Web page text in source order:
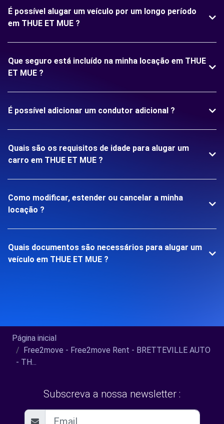
É possível alugar um veículo por um longo período
em THUE ET MUE ?
Que seguro está incluído na minha locação em THUE
ET MUE ?
É possível adicionar um condutor adicional ?
Quais são os requisitos de idade para alugar um
carro em THUE ET MUE ?
Como modificar, estender ou cancelar a minha
locação ?
Quais documentos são necessários para alugar um
veículo em THUE ET MUE ?
Página inicial
Free2move - Free2move Rent - BRETTEVILLE AUTO
- TH...
Subscreva a nossa newsletter :